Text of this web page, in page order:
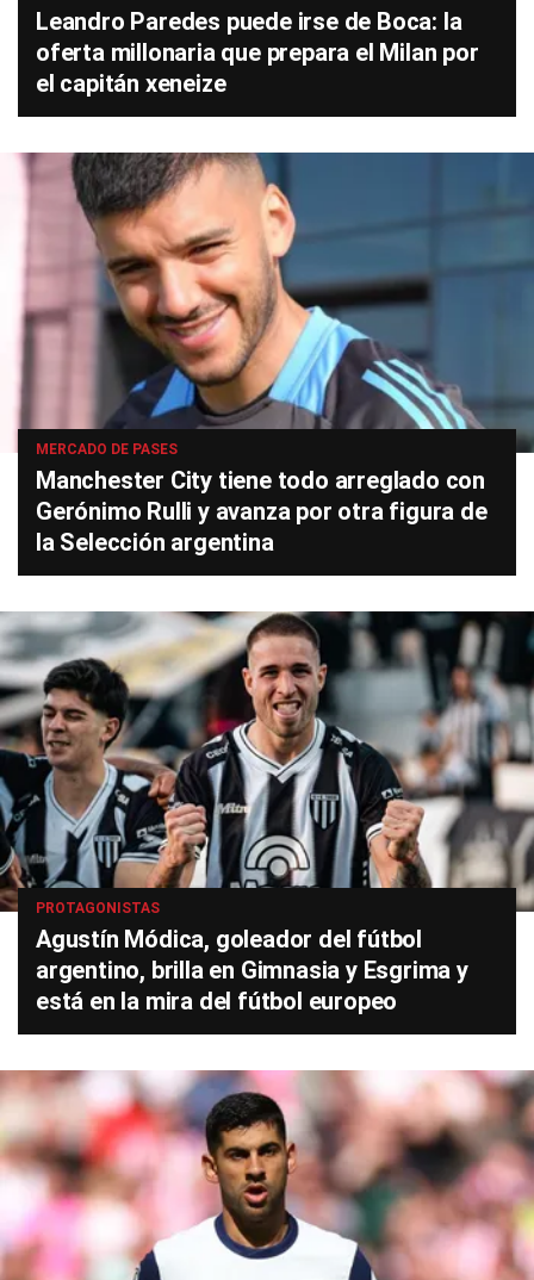
Leandro Paredes puede irse de Boca: la
oferta millonaria que prepara el Milan por
el capitán xeneize
MERCADO DE PASES
Manchester City tiene todo arreglado con
Gerónimo Rulli y avanza por otra figura de
la Selección argentina
PROTAGONISTAS
Agustín Módica, goleador del fútbol
argentino, brilla en Gimnasia y Esgrima y
está en la mira del fútbol europeo